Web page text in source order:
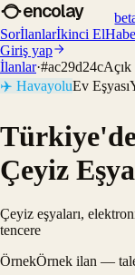
encolay
Sorİlanlarİkinci El
Giriş yap
İlanlar·#ac29d24cAçık
✈️ HavayoluEv Eşyası
Çeyiz
Çeyiz eşyaları,
tencere
ÖrnekÖrnek ilan —